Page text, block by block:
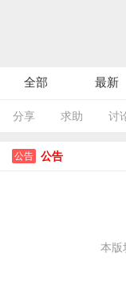
全部 最新
分享 求助 讨
公告 公告
本版